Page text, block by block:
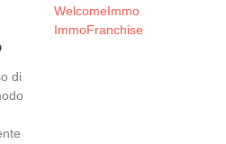
di
WelcomeImmo
ImmoFranchise